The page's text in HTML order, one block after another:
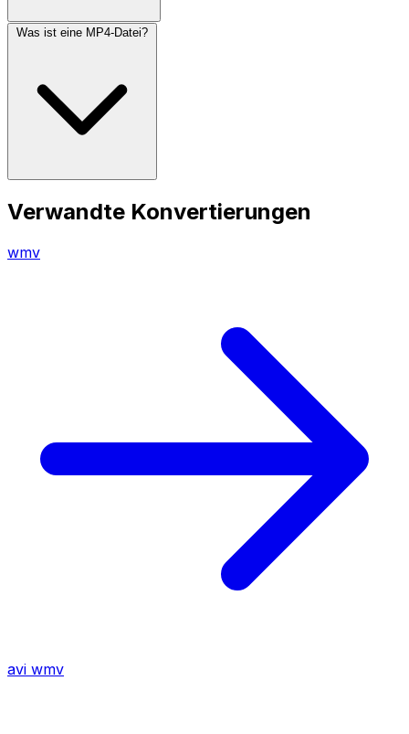
Was ist eine MP4-Datei?
Verwandte Konvertierungen
wmv
avi wmv